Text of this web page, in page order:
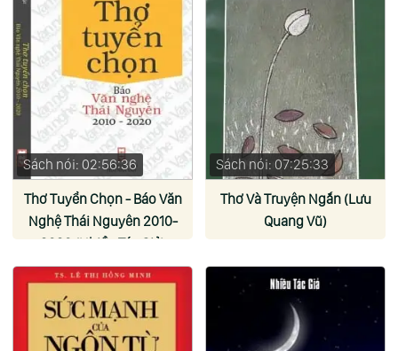
Sách nói: 02:56:36
Thơ Tuyển Chọn - Báo Văn
Nghệ Thái Nguyên 2010-
2020 (Nhiều Tác Giả)
Sách nói: 07:25:33
Thơ Và Truyện Ngắn (Lưu
Quang Vũ)